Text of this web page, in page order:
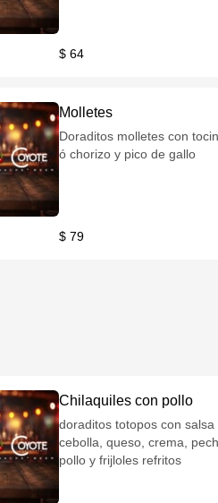
$ 64
Molletes
Doraditos molletes con
ó chorizo y pico de gallo
$ 79
Chilaquiles con pollo
doraditos totopos con salsa
cebolla, queso, crema,
pollo y frijloles refritos